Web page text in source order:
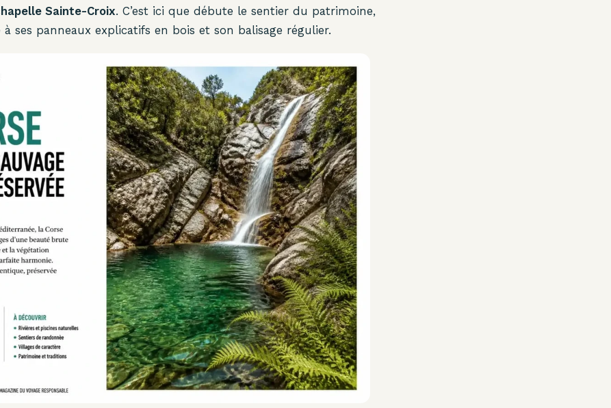
Sainte-Croix. C’est ici que débute le sentier du patrimoine,
ses panneaux explicatifs en bois et son balisage régulier.